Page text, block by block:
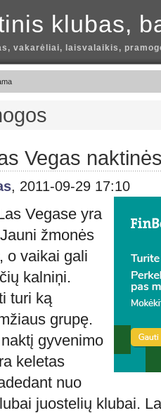
klubas,
vakarėliai, laisvalaikis,
Vegas
, 2011-09-29 17:10
Vegase yra
žmonės
o vaikai gali
kalniņi.
turi ką
grupę.
gyvenimo
keletas
nuo
juostelių klubai.